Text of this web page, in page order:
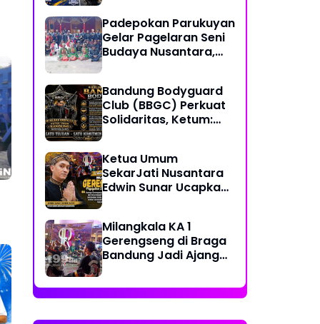
Care" Spirit
Padepokan Parukuyan
Gelar Pagelaran Seni
Budaya Nusantara,
Bandung Bodyguard
Club (BBGC) Perkuat
Solidaritas, Ketum:
Ketua Umum
SekarJati Nusantara
Edwin Sunar Ucapkan
Milangkala KA 1
Gerengseng di Braga
Bandung Jadi Ajang
Budaya Sunda